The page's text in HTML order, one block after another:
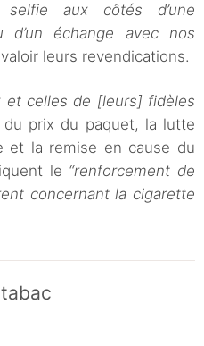
selfie aux côtés d’une
échange avec nos
leurs revendications.
et celles de [leurs] fidèles
du prix du paquet, la lutte
et la remise en cause du
le “renforcement de
concernant la cigarette